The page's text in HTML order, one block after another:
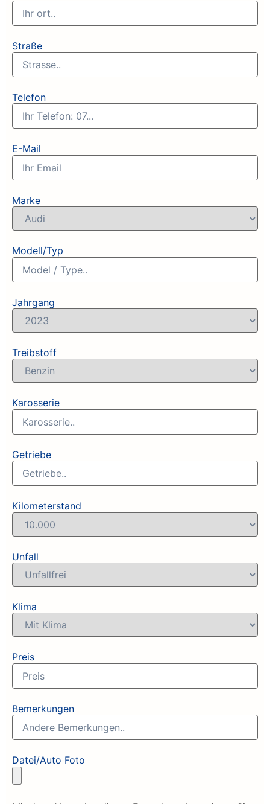
Straße
Telefon
E-Mail
Marke
Modell/Typ
Jahrgang
Treibstoff
Karosserie
Getriebe
Kilometerstand
Unfall
Klima
Preis
Bemerkungen
Datei/Auto Foto